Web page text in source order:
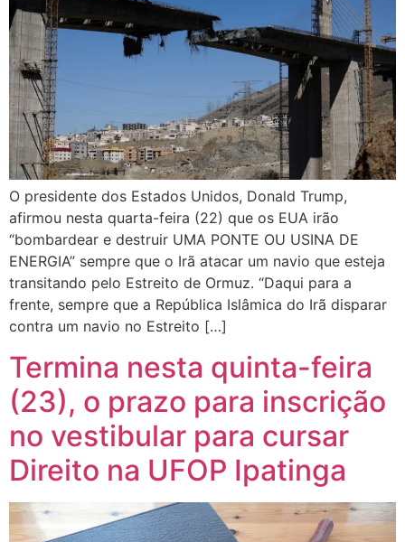
O presidente dos Estados Unidos, Donald Trump,
afirmou nesta quarta-feira (22) que os EUA irão
“bombardear e destruir UMA PONTE OU USINA DE
ENERGIA” sempre que o Irã atacar um navio que esteja
transitando pelo Estreito de Ormuz. “Daqui para a
frente, sempre que a República Islâmica do Irã disparar
contra um navio no Estreito […]
Termina nesta quinta-feira
(23), o prazo para inscrição
no vestibular para cursar
Direito na UFOP Ipatinga